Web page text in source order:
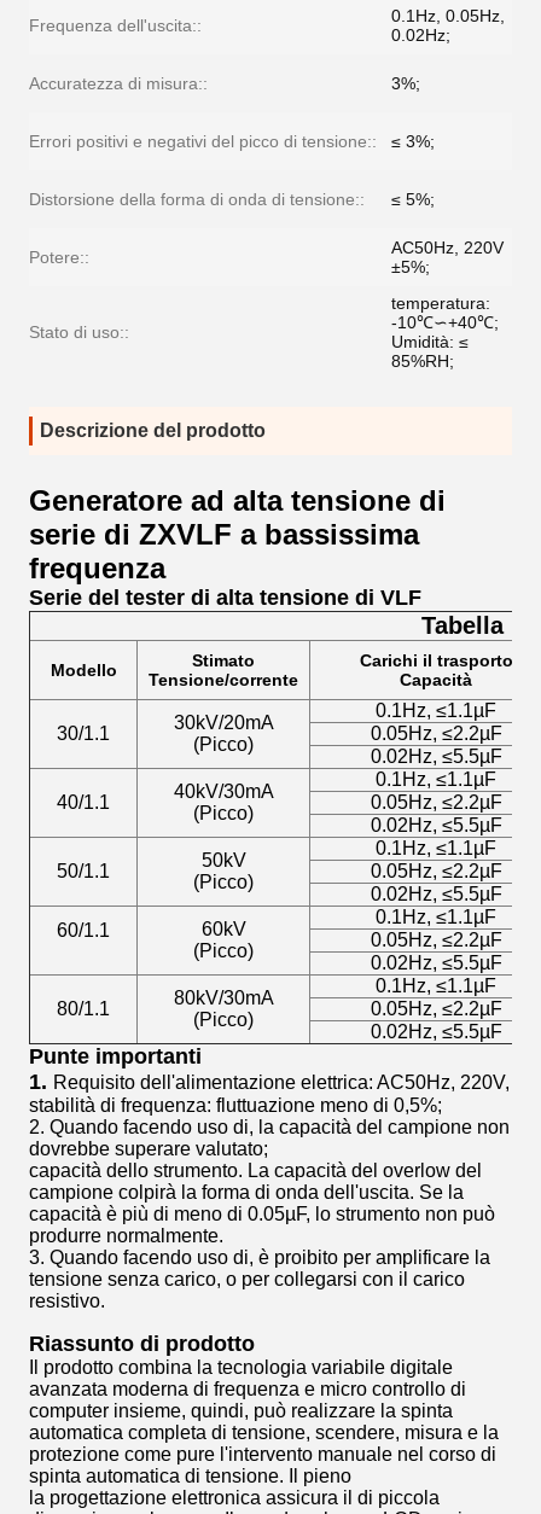
Frequenza dell'uscita::
0.1Hz, 0.05Hz,
0.02Hz;
Accuratezza di misura:: 3%;
Errori positivi e negativi del picco di tensione:: ≤ 3%;
Distorsione della forma di onda di tensione:: ≤ 5%;
Potere::
AC50Hz, 220V
±5%;
Stato di uso::
temperatura:
-10℃∽+40℃;
Umidità: ≤
85%RH;
Descrizione del prodotto
Generatore ad alta tensione di
serie di ZXVLF a bassissima
frequenza
Serie del tester di alta tensione di VLF
Tabella 1
Modello
Stimato
Tensione/corrente
Carichi il trasporto
Capacità
30/1.1
30kV/20mA
(Picco)
0.1Hz, ≤1.1µF
0.05Hz, ≤2.2µF
0.02Hz, ≤5.5µF
40/1.1
40kV/30mA
(Picco)
0.1Hz, ≤1.1µF
0.05Hz, ≤2.2µF
0.02Hz, ≤5.5µF
50/1.1
50kV
(Picco)
0.1Hz, ≤1.1µF
0.05Hz, ≤2.2µF
0.02Hz, ≤5.5µF
60/1.1
60kV
(Picco)
0.1Hz, ≤1.1µF
0.05Hz, ≤2.2µF
0.02Hz, ≤5.5µF
80/1.1
80kV/30mA
(Picco)
0.1Hz, ≤1.1µF
0.05Hz, ≤2.2µF
0.02Hz, ≤5.5µF
Punte importanti
1. Requisito dell'alimentazione elettrica: AC50Hz, 220V,
stabilità di frequenza: fluttuazione meno di 0,5%;
2. Quando facendo uso di, la capacità del campione non
dovrebbe superare valutato;
capacità dello strumento. La capacità del overlow del
campione colpirà la forma di onda dell'uscita. Se la
capacità è più di meno di 0.05µF, lo strumento non può
produrre normalmente.
3. Quando facendo uso di, è proibito per amplificare la
tensione senza carico, o per collegarsi con il carico
resistivo.
Riassunto di prodotto
Il prodotto combina la tecnologia variabile digitale
avanzata moderna di frequenza e micro controllo di
computer insieme, quindi, può realizzare la spinta
automatica completa di tensione, scendere, misura e la
protezione come pure l'intervento manuale nel corso di
spinta automatica di tensione. Il pieno
la progettazione elettronica assicura il di piccola